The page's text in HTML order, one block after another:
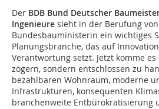
Der BDB Bund Deutscher
Ingenieure sieht in der Berufung
Bundesbauministerin ein wichtiges
Planungsbranche, das auf
Verantwortung setzt. Jetzt komme
zögern, sondern entschlossen zu
bezahlbaren Wohnraum, moderne
Infrastrukturen, konsequenten
branchenweite Entbürokratisierung